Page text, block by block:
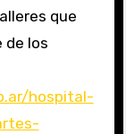
que
de los
hospital-